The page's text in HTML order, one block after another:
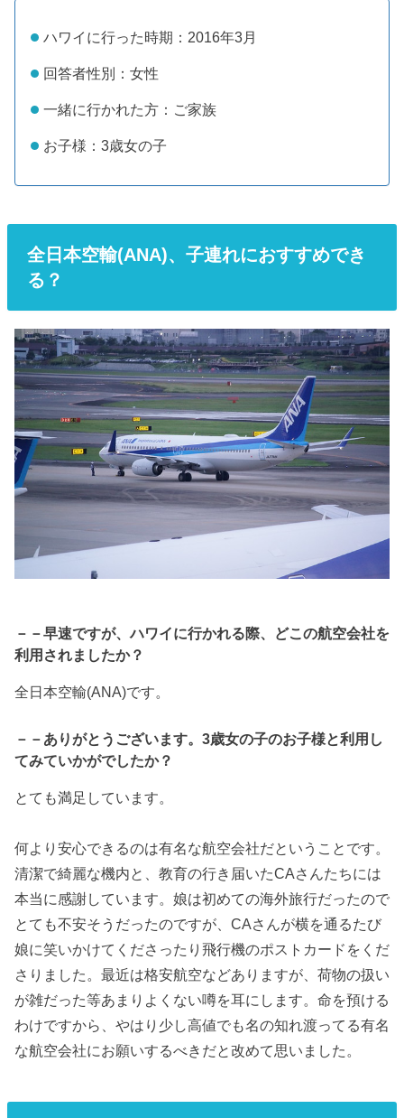
ハワイに行った時期：2016年3月
回答者性別：女性
一緒に行かれた方：ご家族
お子様：3歳女の子
全日本空輸(ANA)、子連れにおすすめでき
る？
－－早速ですが、ハワイに行かれる際、どこの航空会社を
利用されましたか？
全日本空輸(ANA)です。
－－ありがとうございます。3歳女の子のお子様と利用し
てみていかがでしたか？
とても満足しています。
何より安心できるのは有名な航空会社だということです。
清潔で綺麗な機内と、教育の行き届いたCAさんたちには
本当に感謝しています。娘は初めての海外旅行だったので
とても不安そうだったのですが、CAさんが横を通るたび
娘に笑いかけてくださったり飛行機のポストカードをくだ
さりました。最近は格安航空などありますが、荷物の扱い
が雑だった等あまりよくない噂を耳にします。命を預ける
わけですから、やはり少し高値でも名の知れ渡ってる有名
な航空会社にお願いするべきだと改めて思いました。